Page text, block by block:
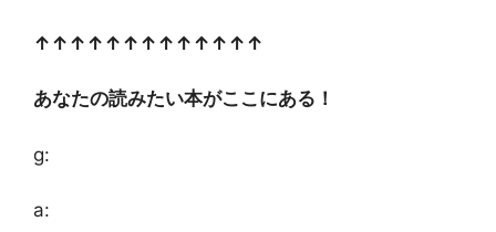
↑↑↑↑↑↑↑↑↑↑↑↑↑
あなたの読みたい本がここにある！
g:
a: